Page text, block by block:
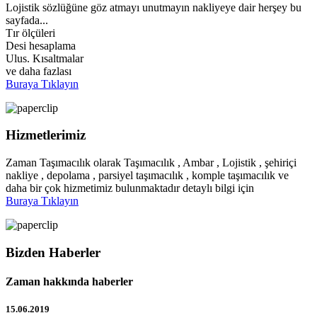
Lojistik sözlüğüne göz atmayı unutmayın nakliyeye dair herşey bu
sayfada...
Tır ölçüleri
Desi hesaplama
Ulus. Kısaltmalar
ve daha fazlası
Buraya Tıklayın
Hizmetlerimiz
Zaman Taşımacılık olarak Taşımacılık , Ambar , Lojistik , şehiriçi
nakliye , depolama , parsiyel taşımacılık , komple taşımacılık ve
daha bir çok hizmetimiz bulunmaktadır detaylı bilgi için
Buraya Tıklayın
Bizden Haberler
Zaman hakkında haberler
15.06.2019